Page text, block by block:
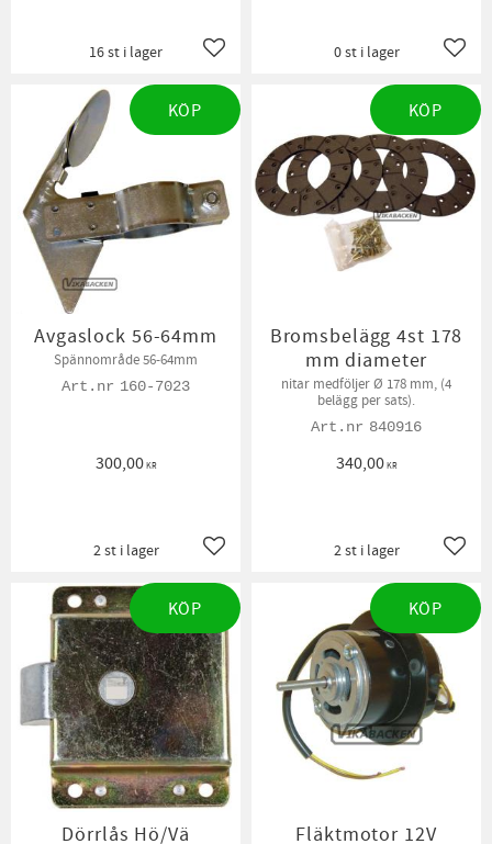
Lägg till i favoriter
16 st i lager 0 st i lager
Avgaslock 56-64mm
Spännområde 56-64mm
160-7023
300,00KR
Lägg till i favoriter
2 st i lager
KÖP
Bromsbelägg 4st 178
mm diameter
nitar medföljer Ø 178 mm, (4
belägg per sats).
840916
340,00KR
2 st i lager
KÖP
Dörrlås Hö/Vä
KÖP
Fläktmotor 12V
KÖP